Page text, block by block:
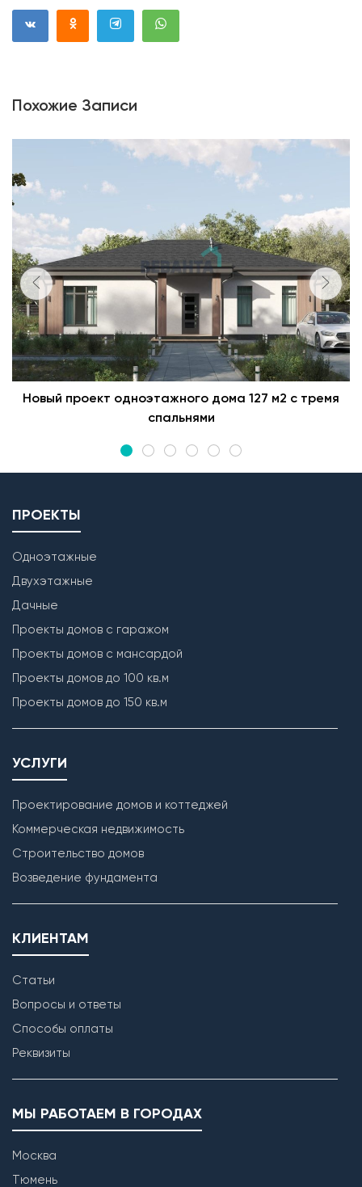
Похожие Записи
Новый проект одноэтажного дома 127 м2 с тремя
спальнями
ПРОЕКТЫ
Одноэтажные
Двухэтажные
Дачные
Проекты домов с гаражом
Проекты домов с мансардой
Проекты домов до 100 кв.м
Проекты домов до 150 кв.м
УСЛУГИ
Проектирование домов и коттеджей
Коммерческая недвижимость
Строительство домов
Возведение фундамента
КЛИЕНТАМ
Статьи
Вопросы и ответы
Способы оплаты
Реквизиты
МЫ РАБОТАЕМ В ГОРОДАХ
Москва
Тюмень